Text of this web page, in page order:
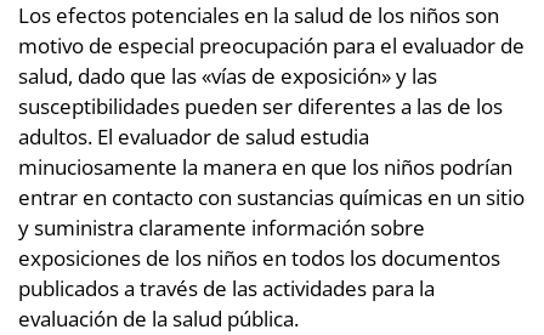
Los efectos potenciales en la salud de los niños son
motivo de especial preocupación para el evaluador de
salud, dado que las «vías de exposición» y las
susceptibilidades pueden ser diferentes a las de los
adultos. El evaluador de salud estudia
minuciosamente la manera en que los niños podrían
entrar en contacto con sustancias químicas en un sitio
y suministra claramente información sobre
exposiciones de los niños en todos los documentos
publicados a través de las actividades para la
evaluación de la salud pública.